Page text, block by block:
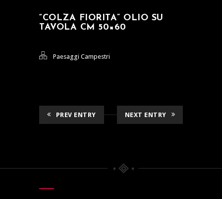
“COLZA FIORITA” OLIO SU
TAVOLA CM 50×60
Paesaggi Campestri
PREV ENTRY NEXT ENTRY